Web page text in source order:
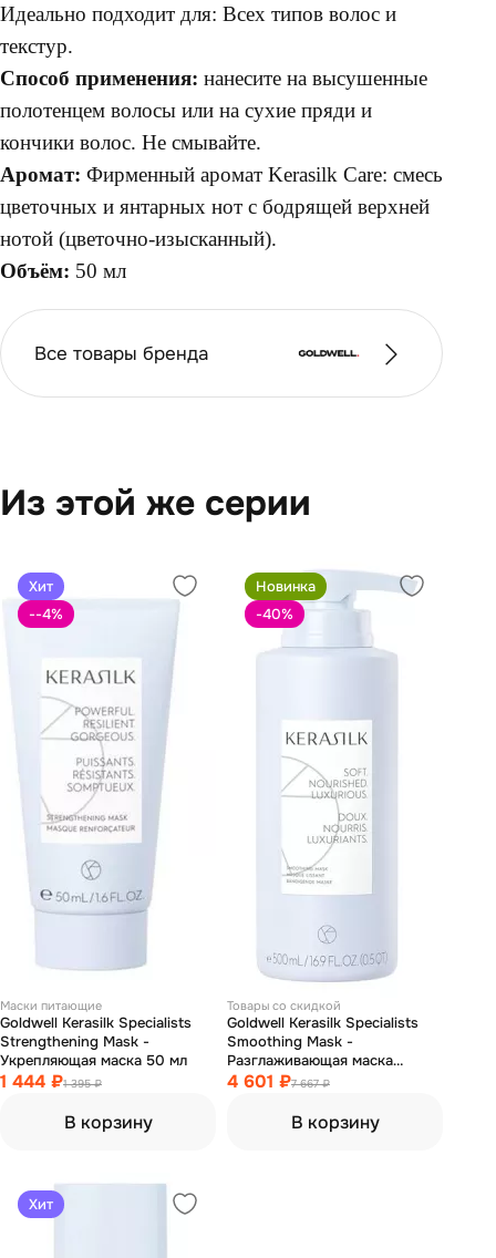
Идеально подходит для: Всех типов волос и
текстур.
Способ применения: нанесите на высушенные
полотенцем волосы или на сухие пряди и
кончики волос. Не смывайте.
Аромат: Фирменный аромат Kerasilk Care: смесь
цветочных и янтарных нот с бодрящей верхней
нотой (цветочно-изысканный).
Объём: 50 мл
Все товары бренда
Из этой же серии
Хит
--4%
Маски питающие
Goldwell Kerasilk Specialists
Strengthening Mask -
Укрепляющая маска 50 мл
1 444 ₽1 395 ₽
В корзину
Новинка
-40%
Товары со скидкой
Goldwell Kerasilk Specialists
Smoothing Mask -
Разглаживающая маска
против завитков 500 мл
4 601 ₽7 667 ₽
В корзину
Хит